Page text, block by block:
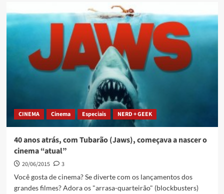
CINEMA Cinema Especiais NERD + GEEK
40 anos atrás, com Tubarão (Jaws), começava a nascer o
cinema “atual”
20/06/2015
3
Você gosta de cinema? Se diverte com os lançamentos dos
grandes filmes? Adora os "arrasa-quarteirão" (blockbusters)